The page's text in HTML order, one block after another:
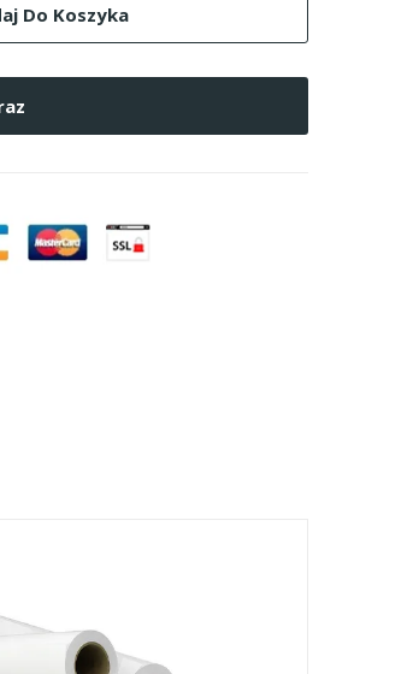
Do Koszyka